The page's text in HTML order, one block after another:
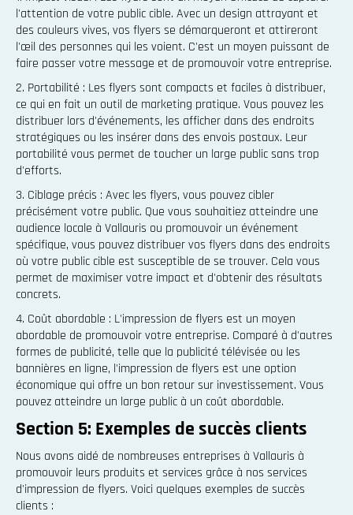
l'attention de votre public cible. Avec un design attrayant et
des couleurs vives, vos flyers se démarqueront et attireront
l'œil des personnes qui les voient. C'est un moyen puissant de
faire passer votre message et de promouvoir votre entreprise.
2. Portabilité : Les flyers sont compacts et faciles à distribuer,
ce qui en fait un outil de marketing pratique. Vous pouvez les
distribuer lors d'événements, les afficher dans des endroits
stratégiques ou les insérer dans des envois postaux. Leur
portabilité vous permet de toucher un large public sans trop
d'efforts.
3. Ciblage précis : Avec les flyers, vous pouvez cibler
précisément votre public. Que vous souhaitiez atteindre une
audience locale à Vallauris ou promouvoir un événement
spécifique, vous pouvez distribuer vos flyers dans des endroits
où votre public cible est susceptible de se trouver. Cela vous
permet de maximiser votre impact et d'obtenir des résultats
concrets.
4. Coût abordable : L'impression de flyers est un moyen
abordable de promouvoir votre entreprise. Comparé à d'autres
formes de publicité, telle que la publicité télévisée ou les
bannières en ligne, l'impression de flyers est une option
économique qui offre un bon retour sur investissement. Vous
pouvez atteindre un large public à un coût abordable.
Section 5: Exemples de succès clients
Nous avons aidé de nombreuses entreprises à Vallauris à
promouvoir leurs produits et services grâce à nos services
d'impression de flyers. Voici quelques exemples de succès
clients :